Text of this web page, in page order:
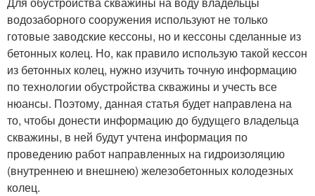
водозаборного сооружения используют не только
готовые заводские кессоны, но и кессоны сделанные из
бетонных колец. Но, как правило использую такой кессон
из бетонных колец, нужно изучить точную информацию
по технологии обустройства скважины и учесть все
нюансы. Поэтому, данная статья будет направлена на
то, чтобы донести информацию до будущего владельца
скважины, в ней будут учтена информация по
проведению работ направленных на гидроизоляцию
(внутреннею и внешнею) железобетонных колодезных
колец.